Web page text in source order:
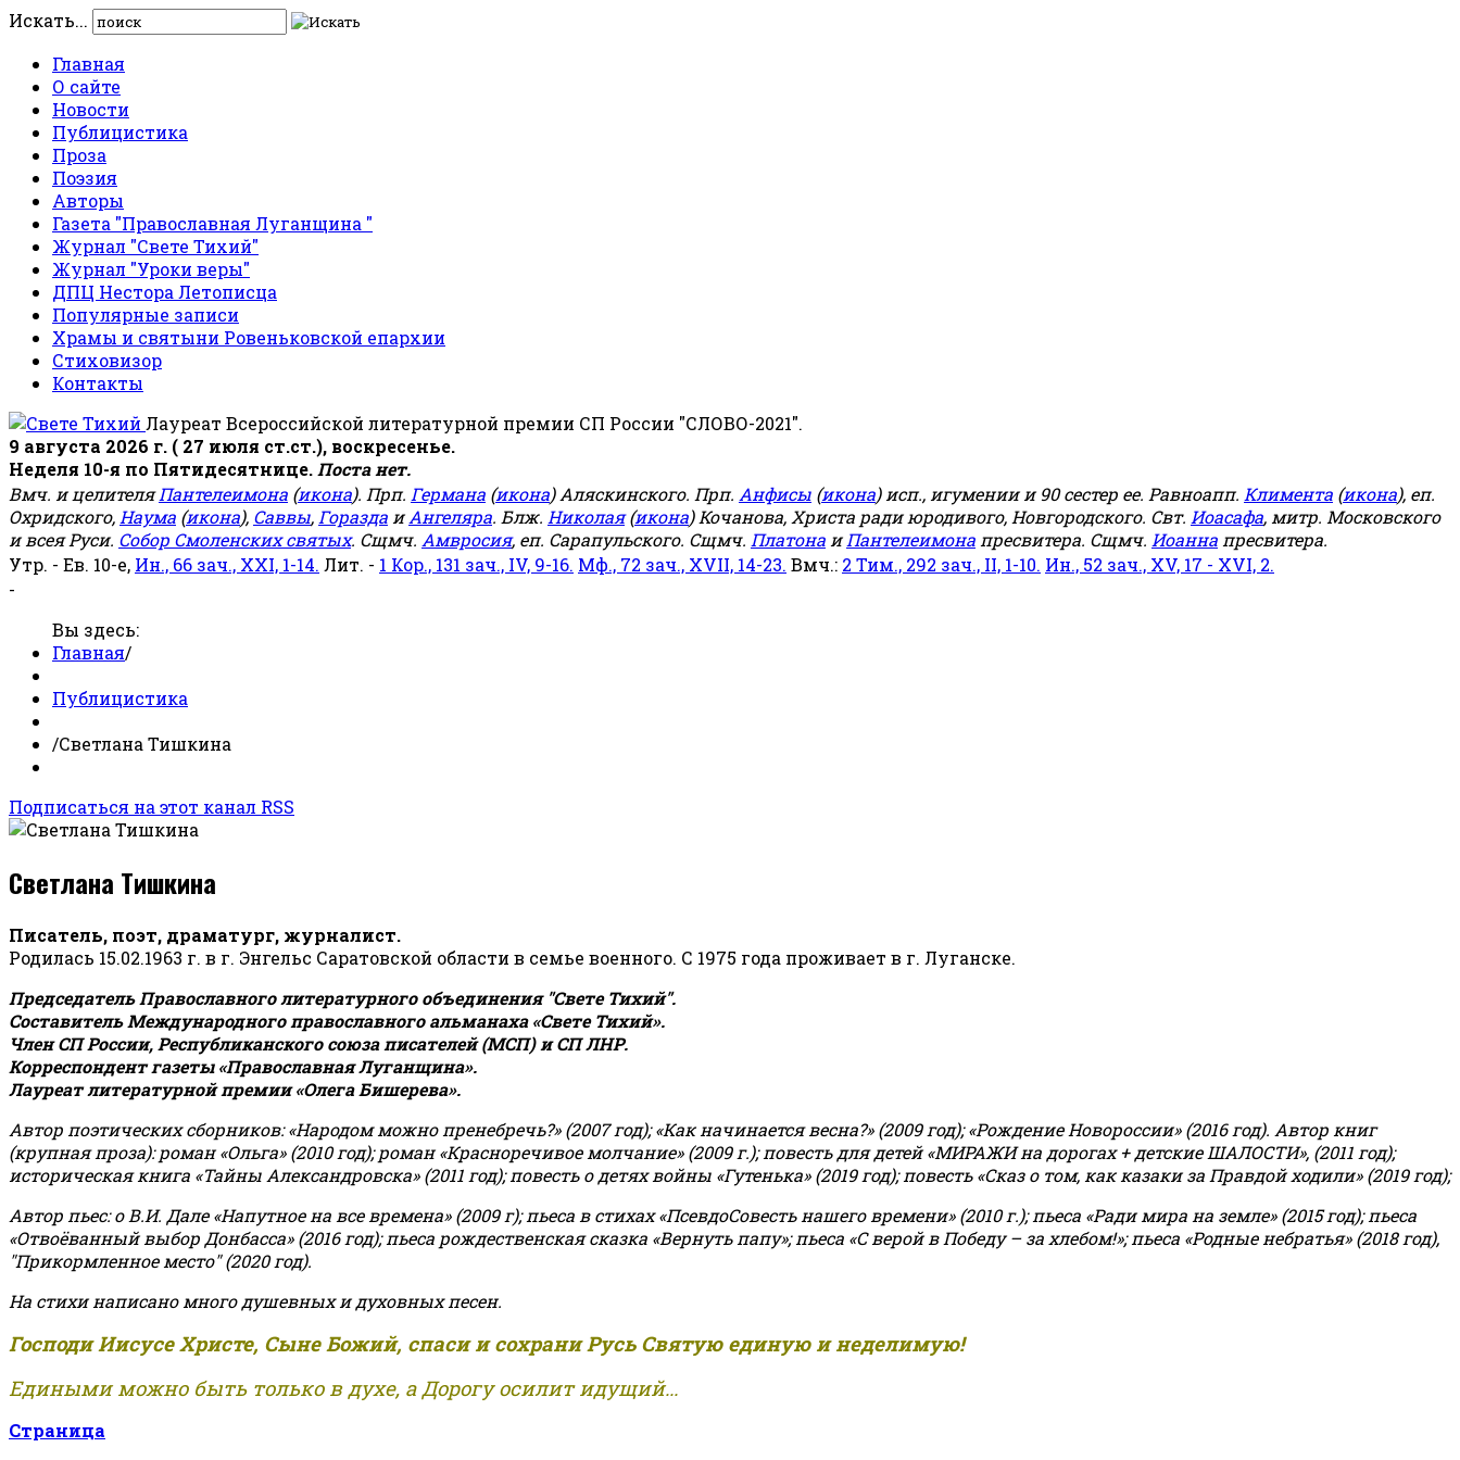
Искать...
Главная
О сайте
Новости
Публицистика
Проза
Поэзия
Авторы
Газета "Православная Луганщина "
Журнал "Свете Тихий"
Журнал "Уроки веры"
ДПЦ Нестора Летописца
Популярные записи
Храмы и святыни Ровеньковской епархии
Стиховизор
Контакты
Лауреат Всероссийской литературной премии СП России "СЛОВО-2021".
9 августа 2026 г. ( 27 июля ст.ст.), воскресенье.
Неделя 10-я по Пятидесятнице. Поста нет.
Вмч. и целителяПантелеимона (икона). Прп. Германа (икона) Аляскинского. Прп. Анфисы (икона) исп., игумении и 90 сестер ее. Равноапп. Климента (икона), еп.
Охридского, Наума (икона), Саввы, Горазда иАнгеляра. Блж. Николая(икона) Кочанова, Христа ради юродивого, Новгородского. Свт. Иоасафа, митр. Московского
и всея Руси. Собор Смоленских святых. Сщмч. Амвросия, еп. Сарапульского. Сщмч. Платона иПантелеимона пресвитера. Сщмч. Иоанна пресвитера.
Утр. - Ев. 10-е, Ин., 66 зач., XXI, 1-14. Лит. - 1 Кор., 131 зач., IV, 9-16. Мф., 72 зач., XVII, 14-23. Вмч.: 2 Тим., 292 зач., II, 1-10. Ин., 52 зач., XV, 17 - XVI, 2.
-
Вы здесь:
Главная/
Публицистика
/Светлана Тишкина
Подписаться на этот канал RSS
Светлана Тишкина
Писатель, поэт, драматург, журналист.
Родилась 15.02.1963 г. в г. Энгельс Саратовской области в семье военного. С 1975 года проживает в г. Луганске.
Председатель Православного литературного объединения "Свете Тихий".
Составитель Международного православного альманаха «Свете Тихий».
Член СП России, Республиканского союза писателей (МСП) и СП ЛНР.
Корреспондент газеты «Православная Луганщина».
Лауреат литературной премии «Олега Бишерева».
Автор поэтических сборников: «Народом можно пренебречь?» (2007 год); «Как начинается весна?» (2009 год); «Рождение Новороссии» (2016 год). Автор книг
(крупная проза): роман «Ольга» (2010 год); роман «Красноречивое молчание» (2009 г.); повесть для детей «МИРАЖИ на дорогах + детские ШАЛОСТИ», (2011 год);
историческая книга «Тайны Александровска» (2011 год); повесть о детях войны «Гутенька» (2019 год); повесть «Сказ о том, как казаки за Правдой ходили» (2019 год);
Автор пьес: о В.И. Дале «Напутное на все времена» (2009 г); пьеса в стихах «ПсевдоСовесть нашего времени» (2010 г.); пьеса «Ради мира на земле» (2015 год); пьеса
«Отвоёванный выбор Донбасса» (2016 год); пьеса рождественская сказка «Вернуть папу»; пьеса «С верой в Победу – за хлебом!»;пьеса «Родные небратья» (2018 год),
"Прикормленное место" (2020 год).
На стихи написано много душевных и духовных песен.
Господи Иисусе Христе, Сыне Божий, спаси и сохрани Русь Святую единую и неделимую!
Едиными можно быть только в духе, а Дорогу осилит идущий...
Страница